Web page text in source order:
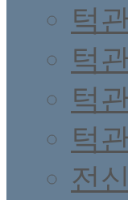
턱
턱
턱
턱
전